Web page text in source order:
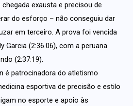
exausta e precisou de
do esforço – não conseguiu dar
em terceiro. A prova foi vencida
Garcia (2:36.06), com a peruana
(2:37:19).
é patrocinadora do atletismo
esportiva de precisão e estilo
no esporte e apoio às